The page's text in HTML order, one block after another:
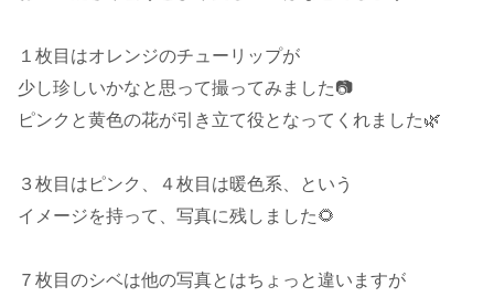
１枚目はオレンジのチューリップが
少し珍しいかなと思って撮ってみました📷️
ピンクと黄色の花が引き立て役となってくれました🌿
３枚目はピンク、４枚目は暖色系、という
イメージを持って、写真に残しました🌻
７枚目のシベは他の写真とはちょっと違いますが